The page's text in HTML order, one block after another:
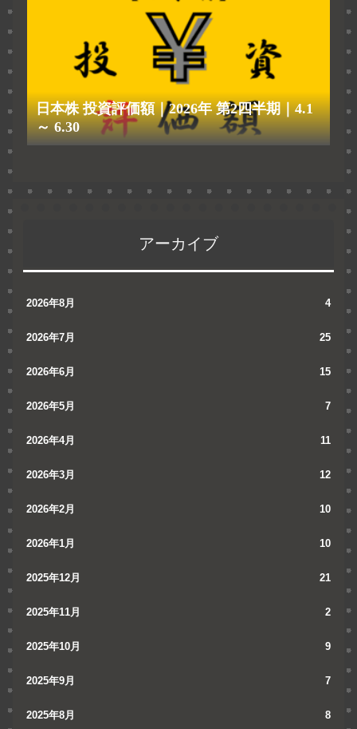
日本株 投資評価額｜2026年 第2四半期｜4.1
～ 6.30
アーカイブ
2026年8月 4
2026年7月 25
2026年6月 15
2026年5月 7
2026年4月 11
2026年3月 12
2026年2月 10
2026年1月 10
2025年12月 21
2025年11月 2
2025年10月 9
2025年9月 7
2025年8月 8